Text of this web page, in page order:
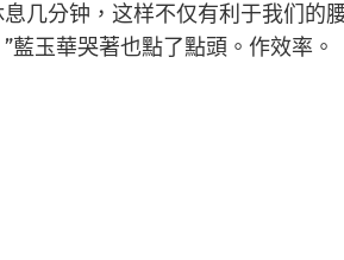
分钟，这样不仅有利于我们的
玉華哭著也點了點頭。作效率。